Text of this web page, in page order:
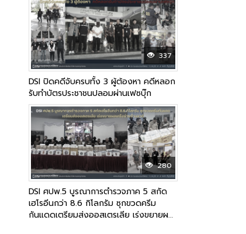
337
DSI ปิดคดีจับครบทั้ง 3 ผู้ต้องหา คดีหลอก
รับทำบัตรประชาชนปลอมผ่านเฟซบุ๊ก
280
DSI ศปพ.5 บูรณาการตำรวจภาค 5 สกัด
เฮโรอีนกว่า 8.6 กิโลกรัม ซุกขวดครีม
กันแดดเตรียมส่งออสเตรเลีย เร่งขยายผล